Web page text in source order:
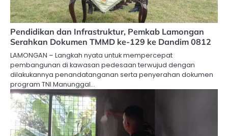
Pendidikan dan Infrastruktur, Pemkab Lamongan
Serahkan Dokumen TMMD ke-129 ke Dandim 0812
LAMONGAN – Langkah nyata untuk mempercepat
pembangunan di kawasan pedesaan terwujud dengan
dilakukannya penandatanganan serta penyerahan dokumen
program TNI Manunggal…